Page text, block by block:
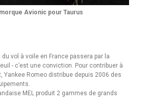
Avionic pour Taurus
du vol à voile en France passera par la
- c’est une conviction. Pour contribuer à
Yankee Romeo distribue depuis 2006 des
MEL produit 2 gammes de grands